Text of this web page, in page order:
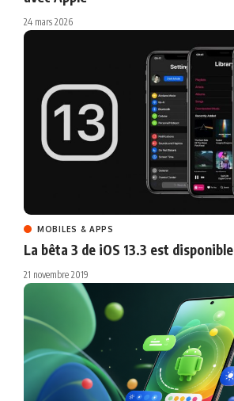
24 mars 2026
MOBILES & APPS
La bêta 3 de iOS 13.3 est disponible
21 novembre 2019